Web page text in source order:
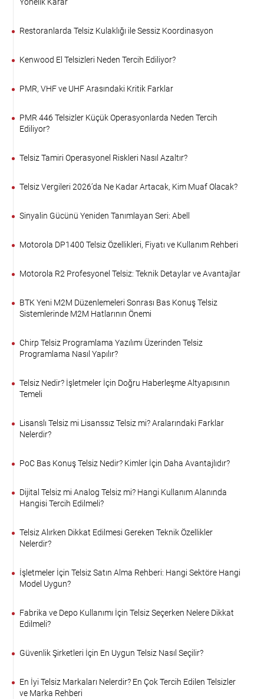
Yönelik Karar
Restoranlarda Telsiz Kulaklığı ile Sessiz Koordinasyon
Kenwood El Telsizleri Neden Tercih Ediliyor?
PMR, VHF ve UHF Arasındaki Kritik Farklar
PMR 446 Telsizler Küçük Operasyonlarda Neden Tercih
Ediliyor?
Telsiz Tamiri Operasyonel Riskleri Nasıl Azaltır?
Telsiz Vergileri 2026’da Ne Kadar Artacak, Kim Muaf Olacak?
Sinyalin Gücünü Yeniden Tanımlayan Seri: Abell
Motorola DP1400 Telsiz Özellikleri, Fiyatı ve Kullanım Rehberi
Motorola R2 Profesyonel Telsiz: Teknik Detaylar ve Avantajlar
BTK Yeni M2M Düzenlemeleri Sonrası Bas Konuş Telsiz
Sistemlerinde M2M Hatlarının Önemi
Chirp Telsiz Programlama Yazılımı Üzerinden Telsiz
Programlama Nasıl Yapılır?
Telsiz Nedir? İşletmeler İçin Doğru Haberleşme Altyapısının
Temeli
Lisanslı Telsiz mi Lisanssız Telsiz mi? Aralarındaki Farklar
Nelerdir?
PoC Bas Konuş Telsiz Nedir? Kimler İçin Daha Avantajlıdır?
Dijital Telsiz mi Analog Telsiz mi? Hangi Kullanım Alanında
Hangisi Tercih Edilmeli?
Telsiz Alırken Dikkat Edilmesi Gereken Teknik Özellikler
Nelerdir?
İşletmeler İçin Telsiz Satın Alma Rehberi: Hangi Sektöre Hangi
Model Uygun?
Fabrika ve Depo Kullanımı İçin Telsiz Seçerken Nelere Dikkat
Edilmeli?
Güvenlik Şirketleri İçin En Uygun Telsiz Nasıl Seçilir?
En İyi Telsiz Markaları Nelerdir? En Çok Tercih Edilen Telsizler
ve Marka Rehberi